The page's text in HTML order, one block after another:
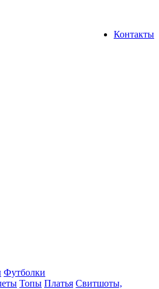
Контакты
Футболки
Топы Платья Свитшоты,